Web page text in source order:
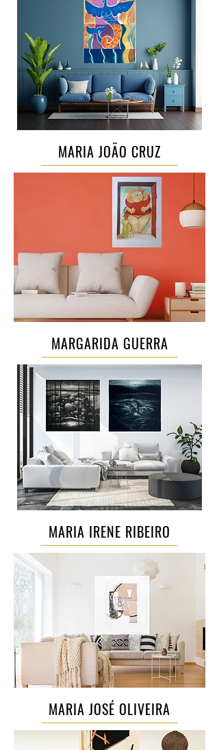
MARIA JOÃO CRUZ
MARGARIDA GUERRA
MARIA IRENE RIBEIRO
MARIA JOSÉ OLIVEIRA